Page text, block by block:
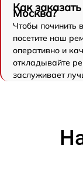
Как
Москва?
Чтобы починить
посетите наш
оперативно и
откладывайте
заслуживает